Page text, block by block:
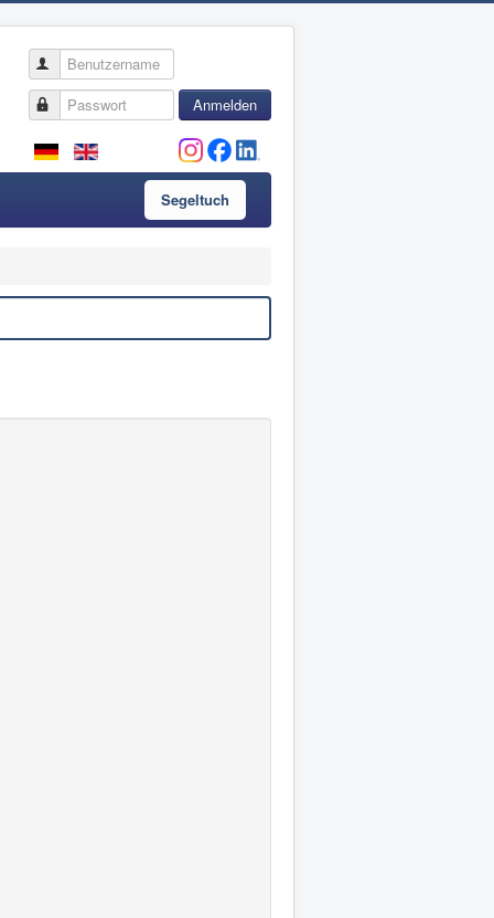
Benutzername
Passwort
Anmelden
Segeltuch